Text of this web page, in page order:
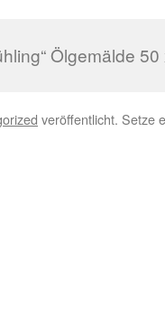
Ölgemälde
veröffentlicht. Setze